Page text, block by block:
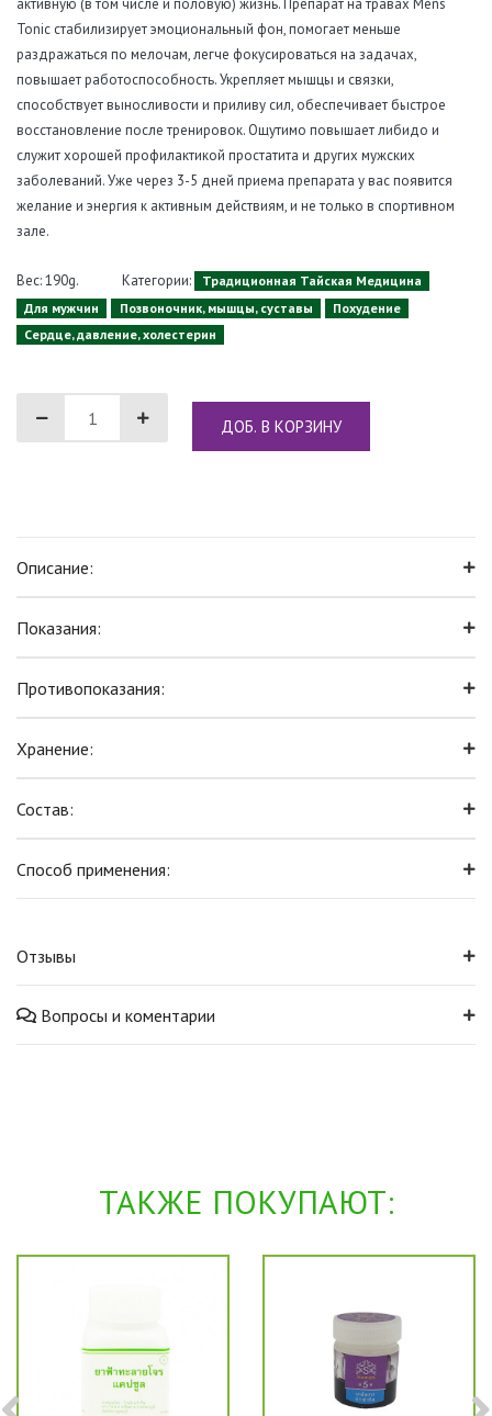
активную (в том числе и половую) жизнь. Препарат на травах Mens
Tonic стабилизирует эмоциональный фон, помогает меньше
раздражаться по мелочам, легче фокусироваться на задачах,
повышает работоспособность. Укрепляет мышцы и связки,
способствует выносливости и приливу сил, обеспечивает быстрое
восстановление после тренировок. Ощутимо повышает либидо и
служит хорошей профилактикой простатита и других мужских
заболеваний. Уже через 3-5 дней приема препарата у вас появится
желание и энергия к активным действиям, и не только в спортивном
зале.
Вес: 190g. Категории:
Традиционная Тайская Медицина
Для мужчин
Позвоночник, мышцы, суставы
Похудение
Сердце, давление, холестерин
ДОБ. В КОРЗИНУ
Описание:
Показания:
Противопоказания:
Хранение:
Состав:
Способ применения:
Отзывы
Вопросы и коментарии
ТАКЖЕ ПОКУПАЮТ: